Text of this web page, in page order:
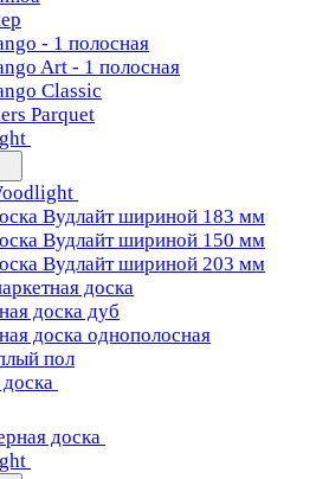
- 1 полосная
Art - 1 полосная
Classiс
Parquet
Вудлайт шириной 183 мм
Вудлайт шириной 150 мм
Вудлайт шириной 203 мм
доска
доска дуб
доска однополосная
пол
доска